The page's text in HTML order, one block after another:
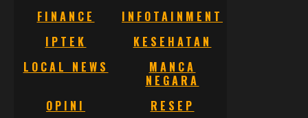
FINANCE
INFOTAINMENT
IPTEK
KESEHATAN
LOCAL NEWS
MANCA
NEGARA
OPINI
RESEP